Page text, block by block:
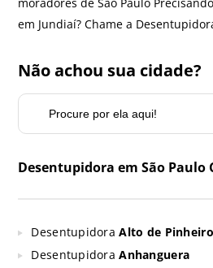
em Jundiaí? Chame a
Não achou sua cidade?
Desentupidora em São Paulo
DesentupidoraAlto de
DesentupidoraAnhanguera